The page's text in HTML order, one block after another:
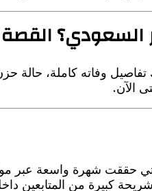
القصة
وفاته كاملة، حالة
الآن.
حققت شهرة واسعة عبر
كبيرة من المتابعين